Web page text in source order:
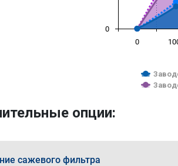
0
0
опции:
сажевого фильтра